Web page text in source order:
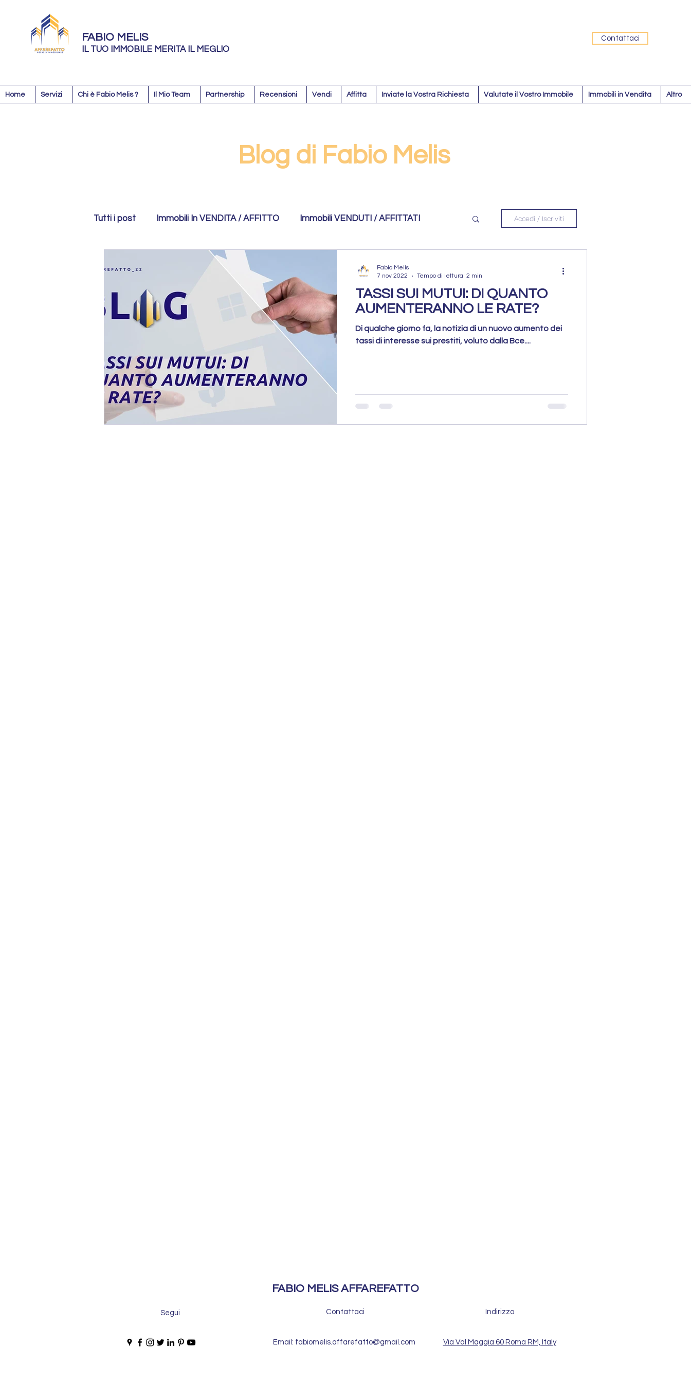
FABIO MELIS
IL TUO IMMOBILE MERITA IL MEGLIO
Contattaci
Home Servizi Chi è Fabio Melis ? Il Mio Team Partnership Recensioni Vendi Affitta Inviate la Vostra Richiesta Valutate il Vostro Immobile Immobili in Vendita Altro
Blog di Fabio Melis
Tutti i post Immobili In VENDITA / AFFITTO Immobili VENDUTI / AFFITTATI
Affarefatto Pocket
Immobili In TRATTATIVA / PROPOSTA A Mercato Immobiliare
Vendere Casa Errori da evitare
Consulenza Immobiliare Errori da Evitare Preparazione dell’Immobile
Consigli per Vendere Casa Strategia di Vendita
Accedi / Iscriviti
TASSI SUI MUTUI: DI QUANTO
AUMENTERANNO LE RATE?
Di qualche giorno fa, la notizia di un nuovo aumento dei
tassi di interesse sui prestiti, voluto dalla Bce....
Fabio Melis
7 nov 2022
Tempo di lettura: 2 min
FABIO MELIS AFFAREFATTO
Segui Contattaci
Email: fabiomelis.affarefatto@gmail.com
Indirizzo
Via Val Maggia 60 Roma RM, Italy